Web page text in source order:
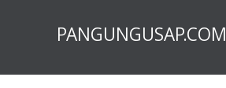
PANGUNGUSAP.COM